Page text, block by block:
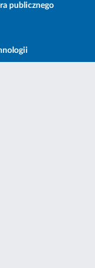
publicznego